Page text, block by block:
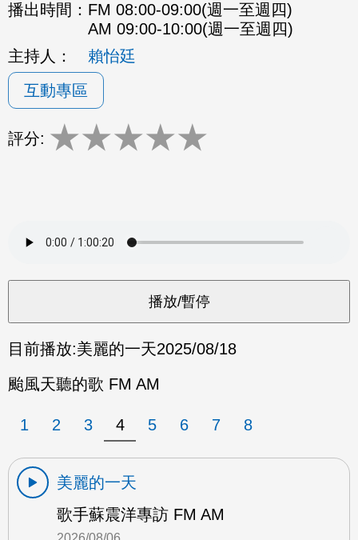
播出時間： FM 08:00-09:00(週一至週四)
AM 09:00-10:00(週一至週四)
主持人：
賴怡廷
互動專區
評分: ★★★★★
目前播放:美麗的一天2025/08/18
颱風天聽的歌 FM AM
1 2 3 4 5 6 7 8
美麗的一天
歌手蘇震洋專訪 FM AM